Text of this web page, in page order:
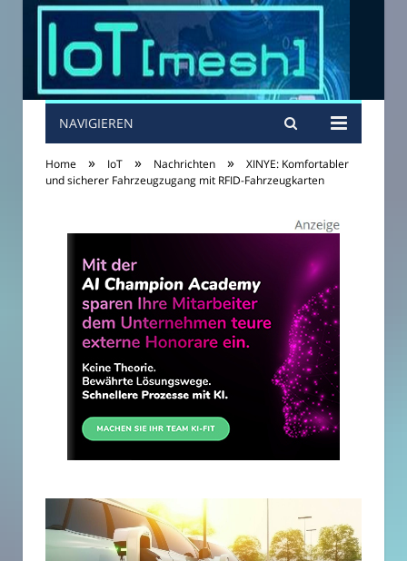
NAVIGIEREN
Home » IoT » Nachrichten »
XINYE: Komfortabler
und sicherer Fahrzeugzugang mit RFID-Fahrzeugkarten